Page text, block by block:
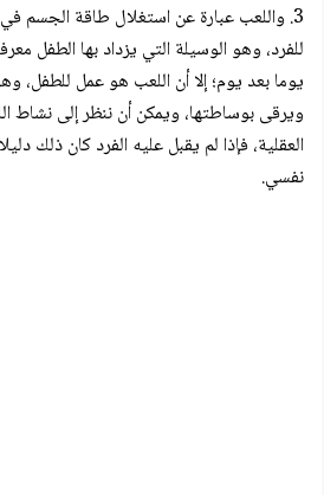
3. واللعب عبارة عن استغلال طاقة الجسم
للفرد، وهو الوسيلة التي يزداد بها الطفل
يوما بعد يوم؛ إلا أن اللعب هو عمل للطفل،
ويرقى بوساطتها، ويمكن أن ننظر إلى نشاط
العقلية، فإذا لم يقبل عليه الفرد كان ذلك
نفسي.